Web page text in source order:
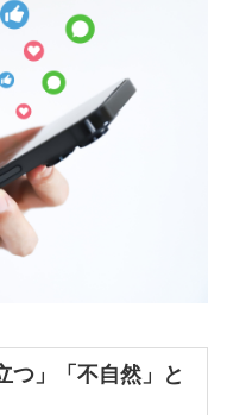
つ」「不自然」と